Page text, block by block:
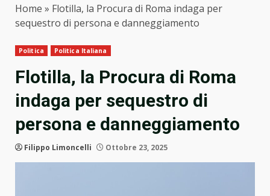
Home » Flotilla, la Procura di Roma indaga per
sequestro di persona e danneggiamento
Politica Politica Italiana
Flotilla, la Procura di Roma
indaga per sequestro di
persona e danneggiamento
Filippo Limoncelli Ottobre 23, 2025